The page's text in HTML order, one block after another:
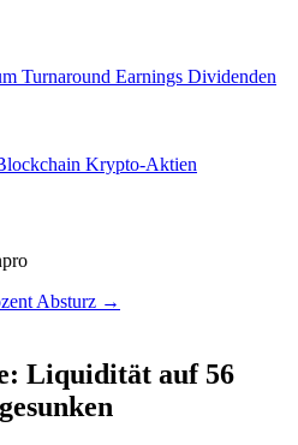
Turnaround Earnings Dividenden
Krypto-Aktien
Absturz →
Liquidität auf 56